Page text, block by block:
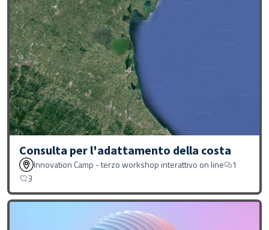
Consulta per l'adattamento della costa
Innovation Camp - terzo workshop interattivo on line
1
3